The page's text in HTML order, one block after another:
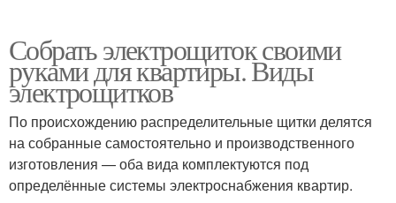
Собрать электрощиток своими
руками для квартиры. Виды
электрощитков
По происхождению распределительные щитки делятся
на собранные самостоятельно и производственного
изготовления — оба вида комплектуются под
определённые системы электроснабжения квартир.